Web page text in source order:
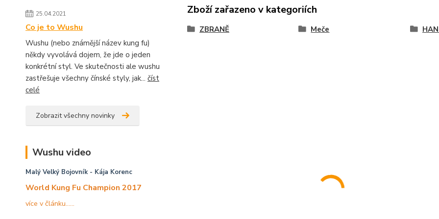
25.04.2021
Co je to Wushu
Wushu (nebo známější název kung fu)
někdy vyvolává dojem, že jde o jeden
konkrétní styl. Ve skutečnosti ale wushu
zastřešuje všechny čínské styly, jak... číst
celé
Zobrazit všechny novinky
Wushu video
Malý Velký Bojovník- Kája Korenc
World Kung Fu Champion 2017
více v článku......
Zboží zařazeno v kategoriích
ZBRANĚ Meče